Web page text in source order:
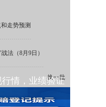
走势预测
法（8月9日）
换一批
情，业绩验证